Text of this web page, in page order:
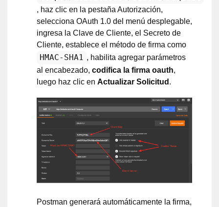
, haz clic en la pestaña Autorización,
selecciona OAuth 1.0 del menú desplegable,
ingresa la Clave de Cliente, el Secreto de
Cliente, establece el método de firma como
HMAC-SHA1 , habilita agregar parámetros
al encabezado, codifica la firma oauth,
luego haz clic en Actualizar Solicitud .
Postman generará automáticamente la firma,